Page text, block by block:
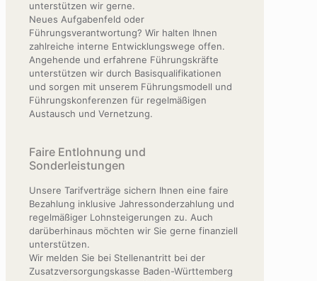
unterstützen wir gerne.
Neues Aufgabenfeld oder
Führungsverantwortung? Wir halten Ihnen
zahlreiche interne Entwicklungswege offen.
Angehende und erfahrene Führungskräfte
unterstützen wir durch Basisqualifikationen
und sorgen mit unserem Führungsmodell und
Führungskonferenzen für regelmäßigen
Austausch und Vernetzung.
Faire Entlohnung und
Sonderleistungen
Unsere Tarifverträge sichern Ihnen eine faire
Bezahlung inklusive Jahressonderzahlung und
regelmäßiger Lohnsteigerungen zu. Auch
darüberhinaus möchten wir Sie gerne finanziell
unterstützen.
Wir melden Sie bei Stellenantritt bei der
Zusatzversorgungskasse Baden-Württemberg